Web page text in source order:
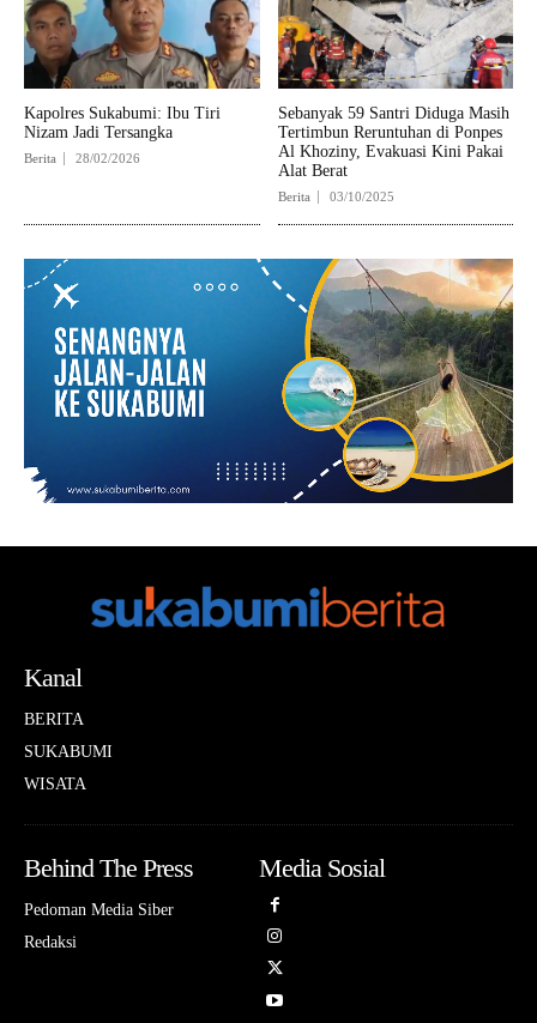
Kapolres Sukabumi: Ibu Tiri
Nizam Jadi Tersangka
Berita 28/02/2026
Sebanyak 59 Santri Diduga Masih
Tertimbun Reruntuhan di Ponpes
Al Khoziny, Evakuasi Kini Pakai
Alat Berat
Berita 03/10/2025
Kanal
BERITA
SUKABUMI
WISATA
Behind The Press
Pedoman Media Siber
Redaksi
Media Sosial